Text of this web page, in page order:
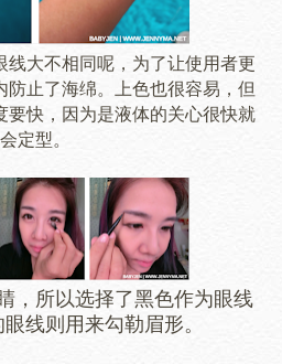
线大不相同呢，为了让使用者更
防止了海绵。上色也很容易，但
要快，因为是液体的关心很快就
会定型。
，所以选择了黑色作为眼线
线则用来勾勒眉形。